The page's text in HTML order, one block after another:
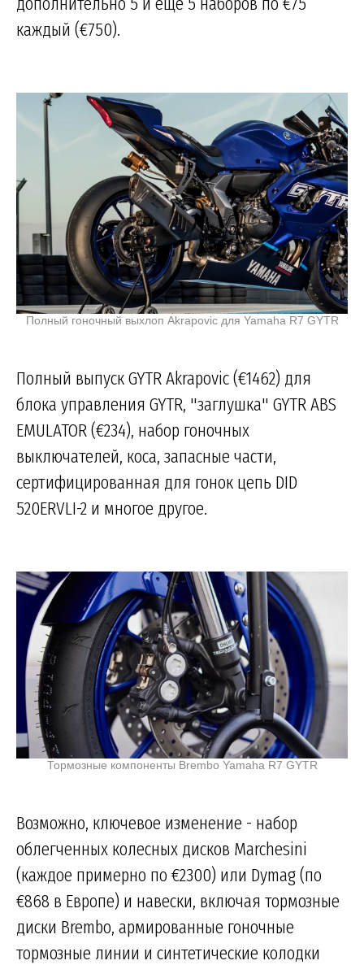
каждый (€750).
Полный гоночный выхлоп Akrapovic для Yamaha R7 GYTR
Полный выпуск GYTR Akrapovic (€1462) для
блока управления GYTR, "заглушка" GYTR ABS
EMULATOR (€234), набор гоночных
выключателей, коса, запасные части,
сертифицированная для гонок цепь DID
520ERVLI-2 и многое другое.
Тормозные компоненты Brembo Yamaha R7 GYTR
Возможно, ключевое изменение - набор
облегченных колесных дисков Marchesini
(каждое примерно по €2300) или Dymag (по
€868 в Европе) и навески, включая тормозные
диски Brembo, армированные гоночные
тормозные линии и синтетические колодки